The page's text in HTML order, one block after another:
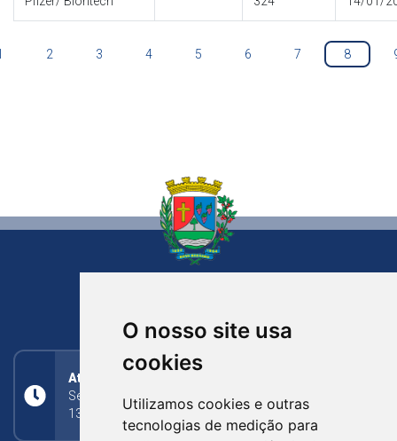
O nosso site usa
cookies
Utilizamos cookies e outras
tecnologias de medição para
2 3 4 5 6 7 8
Atendimento
Segunda a Sexta: 8h às 11h30min (manhã);
13h30min às 17h (tarde)